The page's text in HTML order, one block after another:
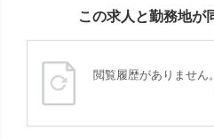
この求人と勤務地が
閲覧履歴がありません